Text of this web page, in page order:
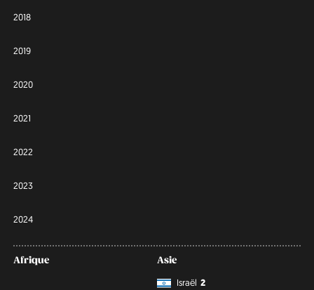
2018
2019
2020
2021
2022
2023
2024
Afrique
Asie
Israël 2